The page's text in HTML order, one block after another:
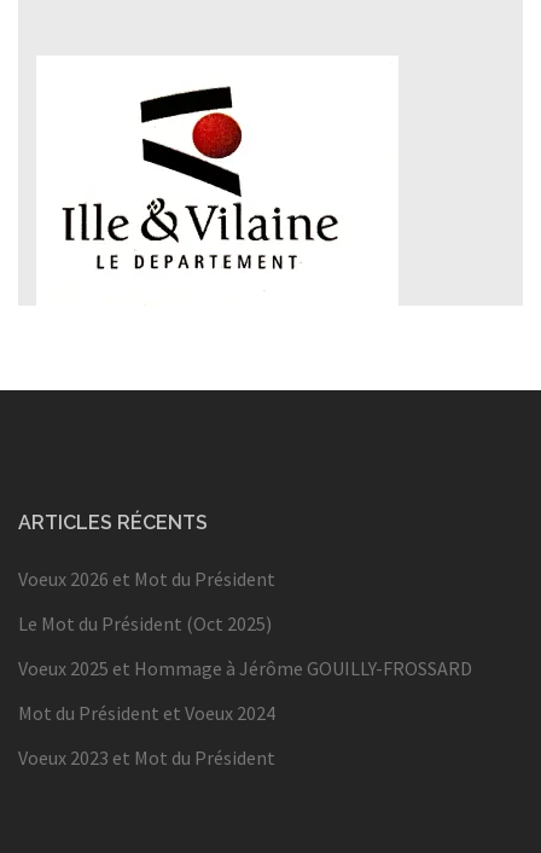
ARTICLES RÉCENTS
Voeux 2026 et Mot du Président
Le Mot du Président (Oct 2025)
Voeux 2025 et Hommage à Jérôme GOUILLY-FROSSARD
Mot du Président et Voeux 2024
Voeux 2023 et Mot du Président